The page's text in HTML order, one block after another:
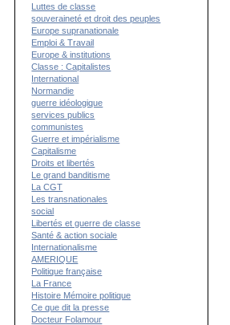
Luttes de classe
souveraineté et droit des peuples
Europe supranationale
Emploi & Travail
Europe & institutions
Classe : Capitalistes
International
Normandie
guerre idéologique
services publics
communistes
Guerre et impérialisme
Capitalisme
Droits et libertés
Le grand banditisme
La CGT
Les transnationales
social
Libertés et guerre de classe
Santé & action sociale
Internationalisme
AMERIQUE
Politique française
La France
Histoire Mémoire politique
Ce que dit la presse
Docteur Folamour